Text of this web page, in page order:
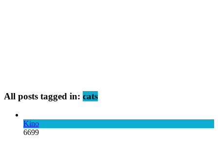
All posts tagged in: cats
Kino
6699